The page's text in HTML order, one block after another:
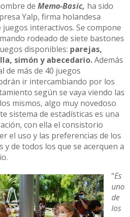
de Memo-Basic, ha sido
Yalp, firma holandesa
interactivos. Se compone
rodeado de siete bastones
disponibles: parejas,
simón y abecedario.Además
de más de 40 juegos
ir intercambiando por los
según se vaya viendo las
mismos, algo muy novedoso
sistema de estadísticas es una
con ella el consistorio
el uso y las preferencias de los
de todos los que se acerquen a
“Es
uno
de
los